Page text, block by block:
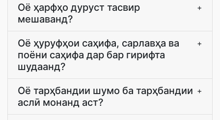
Оё ҳарфҳо дуруст тасвир
мешаванд?
+
Оё ҳуруфҳои саҳифа, сарлавҳа ва
поёни саҳифа дар бар гирифта
шудаанд?
+
Оё тарҳбандии шумо ба тарҳбандии
аслӣ монанд аст?
+